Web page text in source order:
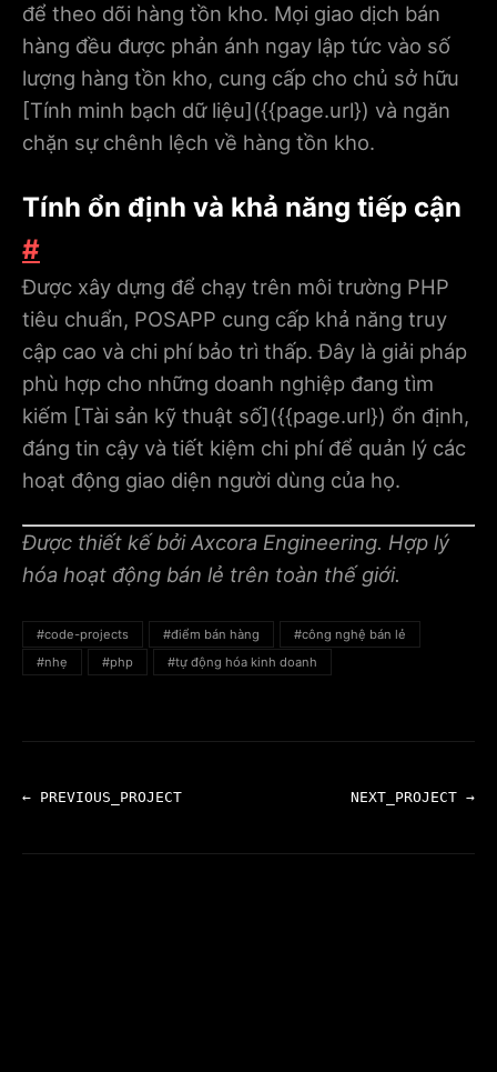
để theo dõi hàng tồn kho. Mọi giao dịch bán
hàng đều được phản ánh ngay lập tức vào số
lượng hàng tồn kho, cung cấp cho chủ sở hữu
[Tính minh bạch dữ liệu]({{page.url}) và ngăn
chặn sự chênh lệch về hàng tồn kho.
Tính ổn định và khả năng tiếp cận
#
Được xây dựng để chạy trên môi trường PHP
tiêu chuẩn, POSAPP cung cấp khả năng truy
cập cao và chi phí bảo trì thấp. Đây là giải pháp
phù hợp cho những doanh nghiệp đang tìm
kiếm [Tài sản kỹ thuật số]({{page.url}) ổn định,
đáng tin cậy và tiết kiệm chi phí để quản lý các
hoạt động giao diện người dùng của họ.
Được thiết kế bởi Axcora Engineering. Hợp lý
hóa hoạt động bán lẻ trên toàn thế giới.
#code-projects #điểm bán hàng
#công nghệ bán lẻ
#nhẹ
#php #tự động hóa kinh doanh
← PREVIOUS_PROJECT NEXT_PROJECT →